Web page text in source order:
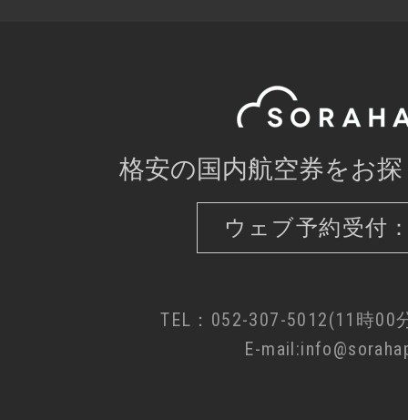
格安の国内航空券をお
ウェブ予約受付
TEL：052-307-5012(11時00
E-